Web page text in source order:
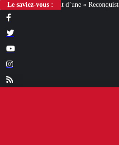
Le saviez-vous :
« Reconquista » des territoires espagnols